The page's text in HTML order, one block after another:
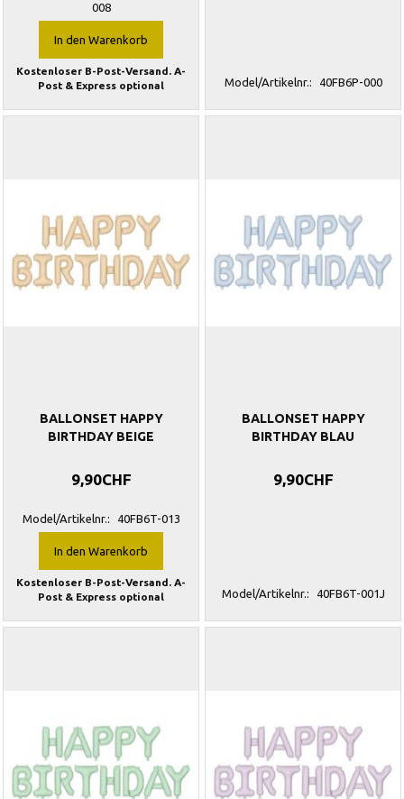
008
In den Warenkorb
Kostenloser B-Post-Versand. A-
Post & Express optional
Model/Artikelnr.: 40FB6P-000
BALLONSET HAPPY
BIRTHDAY BEIGE
9,90CHF
Model/Artikelnr.: 40FB6T-013
In den Warenkorb
Kostenloser B-Post-Versand. A-
Post & Express optional
BALLONSET HAPPY
BIRTHDAY BLAU
9,90CHF
Model/Artikelnr.: 40FB6T-001J